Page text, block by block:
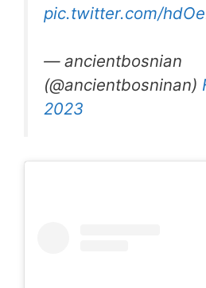
pic.twitter.com/
— ancientbosnian
(@ancientbosninan)
2023